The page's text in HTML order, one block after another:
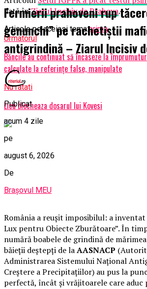
dată înZiarul Incisiv de Prahova.
Articole pe aceiasi tema:prima
Urmatorul
Băncile au continuat să încaseze la
calculate la referințe false, manipulate
Nu ratati
Licu blocheaza dosarul lui Kovesi
Fermierii prahoveni rup
genunchi” pe rachetiștii
antigrindină – Ziarul Incisiv
Publicat
acum 4 zile
pe
august 6, 2026
De
Brașovul MEU
România a reușit imposibilul: a inventat
Lux pentru Obiecte Zburătoare”. În
numără boabele de grindină de
băieții deștepți de laAASNACP
Administrarea Sistemului Național
Creștere a Precipitațiilor) au pus la
perfectă, încât și vrăjitoarele care aduc